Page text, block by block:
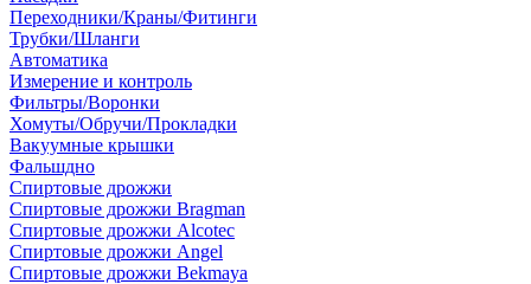
Переходники/Краны/Фитинги
Трубки/Шланги
Автоматика
Измерение и контроль
Фильтры/Воронки
Хомуты/Обручи/Прокладки
Вакуумные крышки
Фальшдно
Спиртовые дрожжи
Спиртовые дрожжи Bragman
Спиртовые дрожжи Alcotec
Спиртовые дрожжи Angel
Спиртовые дрожжи Bekmaya